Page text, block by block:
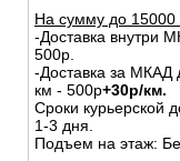
На сумму до 15000
-Доставка внутри
500р.
-Доставка за МКАД
км - 500р+30р/км.
Сроки курьерской
1-3 дня.
Подъем на этаж: